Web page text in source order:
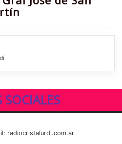
SOCIALES
radiocristalurdi.com.ar